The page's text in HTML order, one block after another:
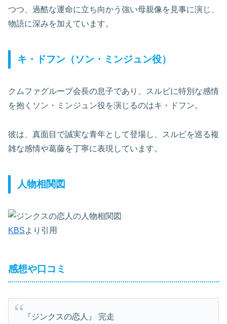
つつ、過酷な運命に立ち向かう強い母親像を見事に演じ、
物語に深みを加えています。
キ・ドフン（ソン・ミンジュン役）
クムファグループ会長の息子であり、スルビに特別な感情
を抱くソン・ミンジュン役を演じるのはキ・ドフン。
彼は、真面目で誠実な青年として登場し、スルビを巡る複
雑な感情や葛藤を丁寧に表現しています。
人物相関図
KBSより引用
感想や口コミ
『ジンクスの恋人』 完走